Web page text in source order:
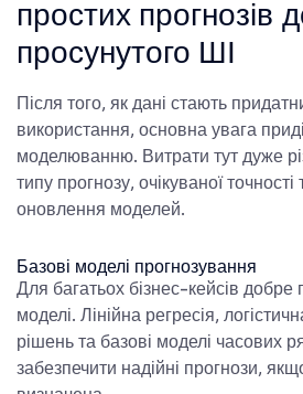
простих прогнозів
просунутого ШІ
Після того, як дані стають
використання, основна увага
моделюванню. Витрати тут дуже
типу прогнозу, очікуваної
оновлення моделей.
Базові моделі прогнозування
Для багатьох бізнес-кейсів добре
моделі. Лінійна регресія,
рішень та базові моделі часових
забезпечити надійні прогнози,